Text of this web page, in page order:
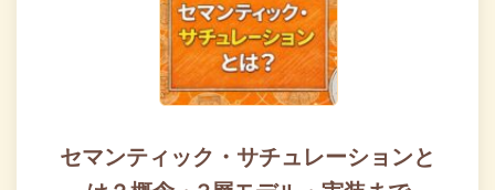
セマンティック・サチュレーションと